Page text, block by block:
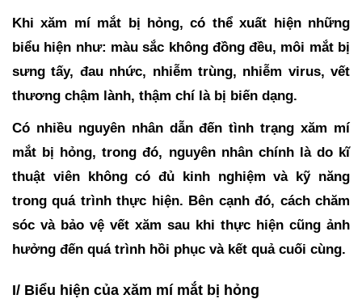
Khi xăm mí mắt bị hỏng, có thể xuất hiện những
biểu hiện như: màu sắc không đồng đều, môi mắt bị
sưng tấy, đau nhức, nhiễm trùng, nhiễm virus, vết
thương chậm lành, thậm chí là bị biến dạng.
Có nhiều nguyên nhân dẫn đến tình trạng xăm mí
mắt bị hỏng, trong đó, nguyên nhân chính là do kĩ
thuật viên không có đủ kinh nghiệm và kỹ năng
trong quá trình thực hiện. Bên cạnh đó, cách chăm
sóc và bảo vệ vết xăm sau khi thực hiện cũng ảnh
hưởng đến quá trình hồi phục và kết quả cuối cùng.
I/ Biểu hiện của xăm mí mắt bị hỏng